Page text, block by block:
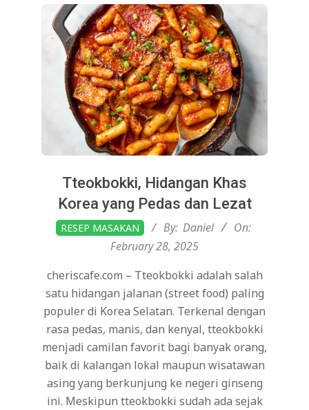
Tteokbokki, Hidangan Khas
Korea yang Pedas dan Lezat
2025-
02-
RESEP MASAKAN By: Daniel
On:
February 28, 2025
cheriscafe.com – Tteokbokki adalah salah
satu hidangan jalanan (street food) paling
populer di Korea Selatan. Terkenal dengan
rasa pedas, manis, dan kenyal, tteokbokki
menjadi camilan favorit bagi banyak orang,
baik di kalangan lokal maupun wisatawan
asing yang berkunjung ke negeri ginseng
ini. Meskipun tteokbokki sudah ada sejak